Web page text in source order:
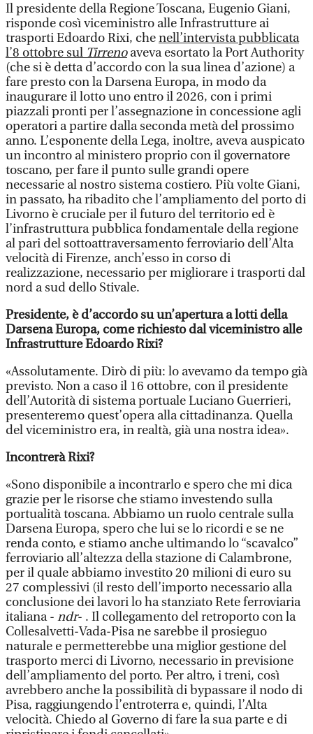
Il presidente della Regione Toscana, Eugenio Giani,
risponde così viceministro alle Infrastrutture ai
trasporti Edoardo Rixi, chenell’intervista pubblicata
l’8 ottobre sul Tirrenoaveva esortato la Port Authority
(che si è detta d’accordo con la sua linea d’azione) a
fare presto con la Darsena Europa, in modo da
inaugurare il lotto uno entro il 2026, con i primi
piazzali pronti per l’assegnazione in concessione agli
operatori a partire dalla seconda metà del prossimo
anno. L’esponente della Lega, inoltre, aveva auspicato
un incontro al ministero proprio con il governatore
toscano, per fare il punto sulle grandi opere
necessarie al nostro sistema costiero. Più volte Giani,
in passato, ha ribadito che l’ampliamento del porto di
Livorno è cruciale per il futuro del territorio ed è
l’infrastruttura pubblica fondamentale della regione
al pari del sottoattraversamento ferroviario dell’Alta
velocità di Firenze, anch’esso in corso di
realizzazione, necessario per migliorare i trasporti dal
nord a sud dello Stivale.
Presidente, è d’accordo su un’apertura a lotti della
Darsena Europa, come richiesto dal viceministro alle
Infrastrutture Edoardo Rixi?
«Assolutamente. Dirò di più: lo avevamo da tempo già
previsto. Non a caso il 16 ottobre, con il presidente
dell’Autorità di sistema portuale Luciano Guerrieri,
presenteremo quest’opera alla cittadinanza. Quella
del viceministro era, in realtà, già una nostra idea».
Incontrerà Rixi?
«Sono disponibile a incontrarlo e spero che mi dica
grazie per le risorse che stiamo investendo sulla
portualità toscana. Abbiamo un ruolo centrale sulla
Darsena Europa, spero che lui se lo ricordi e se ne
renda conto, e stiamo anche ultimando lo “scavalco”
ferroviario all’altezza della stazione di Calambrone,
per il quale abbiamo investito 20 milioni di euro su
27 complessivi (il resto dell’importo necessario alla
conclusione dei lavori lo ha stanziato Rete ferroviaria
italiana - ndr- . Il collegamento del retroporto con la
Collesalvetti-Vada-Pisa ne sarebbe il prosieguo
naturale e permetterebbe una miglior gestione del
trasporto merci di Livorno, necessario in previsione
dell’ampliamento del porto. Per altro, i treni, così
avrebbero anche la possibilità di bypassare il nodo di
Pisa, raggiungendo l’entroterra e, quindi, l’Alta
velocità. Chiedo al Governo di fare la sua parte e di